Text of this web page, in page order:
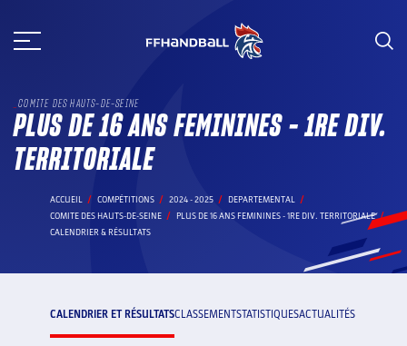
au
COMITE DES HAUTS-DE-SEINE
PLUS DE 16 ANS FEMININES - 1RE DIV.
TERRITORIALE
ACCUEIL COMPÉTITIONS 2024 - 2025
DEPARTEMENTAL
COMITE DES HAUTS-DE-SEINE
PLUS DE 16 ANS FEMININES - 1RE DIV. TERRITORIALE
CALENDRIER & RÉSULTATS
CALENDRIER ET RÉSULTATSCLASSEMENTSTATISTIQUESACTUALITÉS